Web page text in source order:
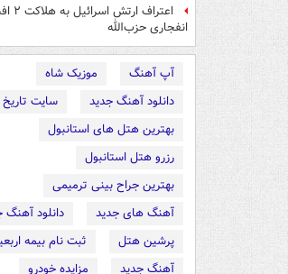
انفجاری حزب‌الله
آپ آهنگ
موزیک شاه
دانلود آهنگ جدید
سایت تاریخ
بهترین هتل های استانبول
رزرو هتل استانبول
بهترین جراح بینی ترمیمی
آهنگ های جدید
دانلود آهنگ
پرشین هتل
ثبت نام بیمه
آهنگ جدید
مزایده خودرو